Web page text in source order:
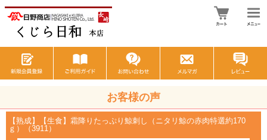
お客様の声
【熟成】【生食】霜降りたっぷり鯨刺し（ニタリ鯨の赤肉特選約170
ｇ）（3911）